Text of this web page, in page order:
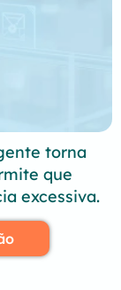
torna
que
excessiva.